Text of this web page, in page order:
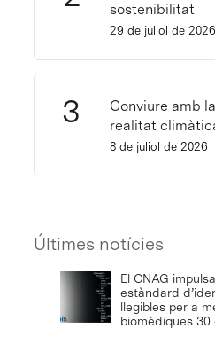
sostenibilitat
29 de juliol de 2026
Conviure amb
realitat
8 de juliol de 2026
Últimes notícies
El CNAG
estàndard
llegibles per a
biomèdiques 30